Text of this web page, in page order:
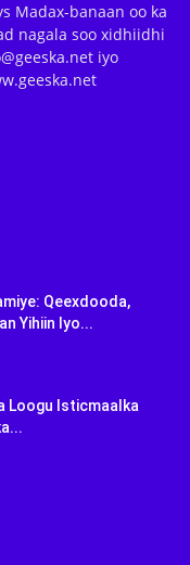
Madax-banaan oo ka
nagala soo xidhiidhi
iyo
Qeexdooda,
Yihiin Iyo...
Loogu Isticmaalka